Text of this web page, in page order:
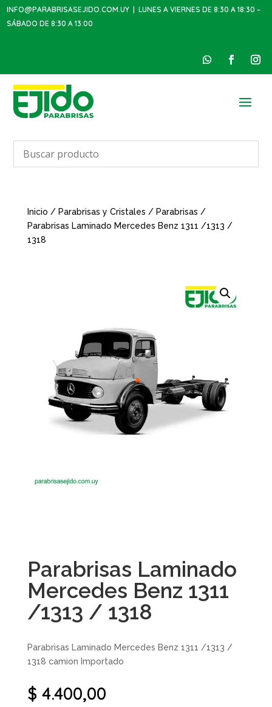
INFO@PARABRISASEJIDO.COM.UY | LUNES A VIERNES DE 8:30 A 18:30 –
SÁBADO DE 8:30 A 13:00
Inicio / Parabrisas y Cristales / Parabrisas /
Parabrisas Laminado Mercedes Benz 1311 /1313 /
1318
Parabrisas Laminado
Mercedes Benz 1311
/1313 / 1318
Parabrisas Laminado Mercedes Benz 1311 /1313 /
1318 camion Importado
$ 4.400,00